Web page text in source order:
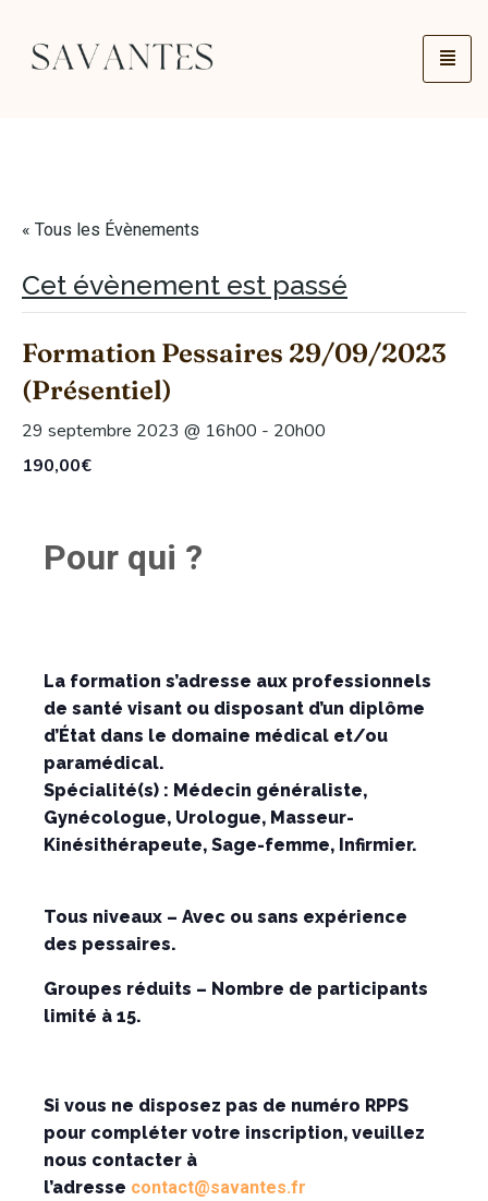
« Tous les Évènements
Cet évènement est passé
Formation Pessaires 29/09/2023
(Présentiel)
29 septembre 2023 @ 16h00 - 20h00
190,00€
Pour qui ?
La formation s’adresse aux professionnels
de santé visant ou disposant d’un diplôme
d’État dans le domaine médical et/ou
paramédical.
Spécialité(s) : Médecin généraliste,
Gynécologue, Urologue, Masseur-
Kinésithérapeute, Sage-femme, Infirmier.
Tous niveaux – Avec ou sans expérience
des pessaires.
Groupes réduits – Nombre de participants
limité à 15.
Si vous ne disposez pas de numéro RPPS
pour compléter votre inscription, veuillez
nous contacter à
l’adresse contact@savantes.fr